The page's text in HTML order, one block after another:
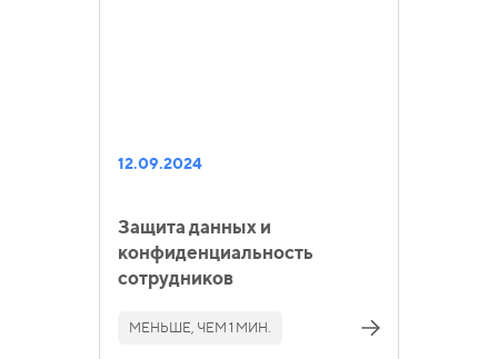
12.09.2024
Защита данных и
конфиденциальность
сотрудников
МЕНЬШЕ, ЧЕМ 1 МИН.